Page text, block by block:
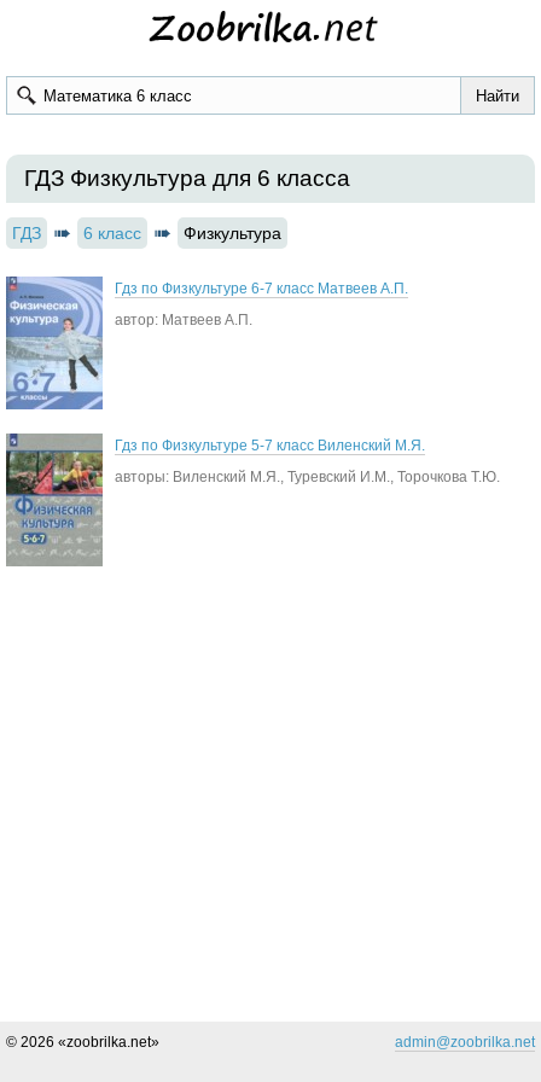
ГДЗ Физкультура для 6 класса
ГДЗ 6 класс Физкультура
Гдз по Физкультуре 6-7 класс Матвеев А.П.
автор: Матвеев А.П.
Гдз по Физкультуре 5-7 класс Виленский М.Я.
авторы: Виленский М.Я., Туревский И.М., Торочкова Т.Ю.
© 2026 «zoobrilka.net» admin@zoobrilka.net